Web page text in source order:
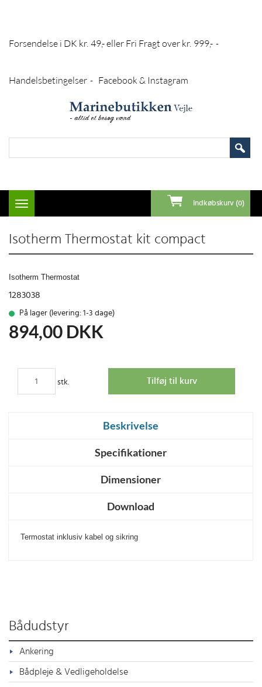
Forsendelse i DK kr. 49,- eller Fri Fragt over kr. 999,- -
Handelsbetingelser - Facebook & Instagram
Toggle
navigation
Indkøbskurv (0)
Isotherm Thermostat kit compact
Isotherm Thermostat
1283038
På lager (levering: 1-3 dage)
894,00 DKK
stk.
Beskrivelse
Specifikationer
Dimensioner
Download
Termostat inklusiv kabel og sikring
Bådudstyr
Ankering
Bådpleje & Vedligeholdelse